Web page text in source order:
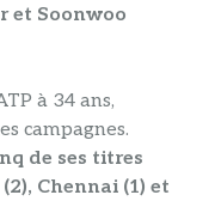
et Soonwoo
à 34 ans,
campagnes.
de ses titres
Chennai (1) et